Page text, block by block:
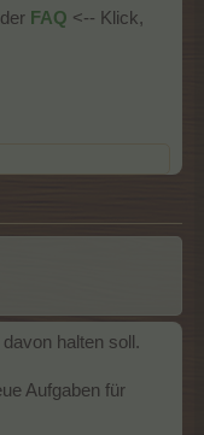
Kernobst
FAQ <-- Klick,
halten soll.
Aufgaben für